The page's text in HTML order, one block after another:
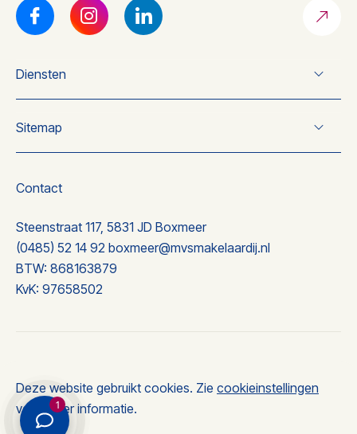
Diensten
Koop
Taxatie
Sitemap
Wonen
Ervaringen
Contact
Contact
Steenstraat 117, 5831 JD Boxmeer
(0485) 52 14 92 boxmeer@mvsmakelaardij.nl
BTW: 868163879
KvK: 97658502
Privacyverklaring
Deze website gebruikt cookies. Zie cookieinstellingen
voor meer informatie.
1